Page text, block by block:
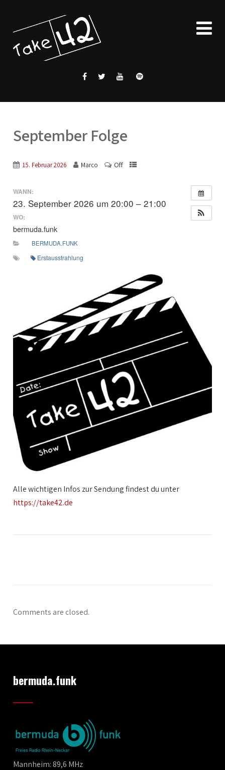
September Folge
15. Februar 2026 Marco Off
WANN:
23. September 2026 um 20:00 – 21:00
WO:
bermuda.funk
BERMUDA.FUNK
Erstausstrahlung
Alle wichtigen Infos zur Sendung findest du unter
https://take42.de
Comments are closed.
bermuda.funk
Mannheim: 89,6 MHz